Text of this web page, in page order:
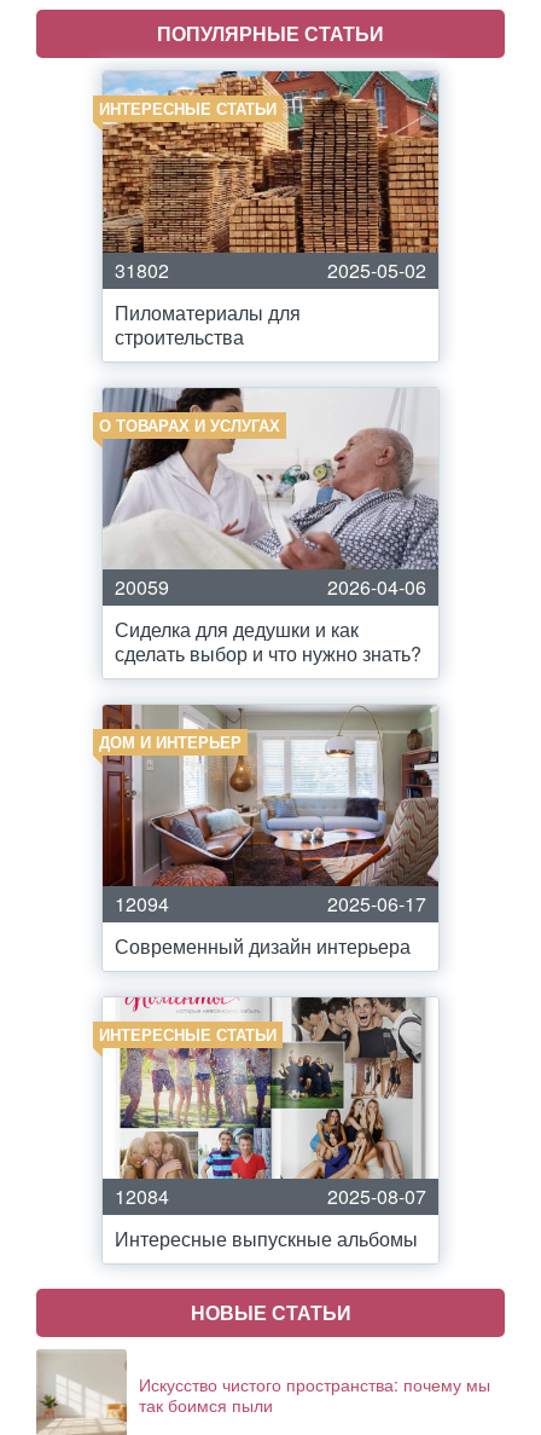
ПОПУЛЯРНЫЕ СТАТЬИ
ИНТЕРЕСНЫЕ СТАТЬИ
31802
2025-05-02
Пиломатериалы для
строительства
О ТОВАРАХ И УСЛУГАХ
20059
2026-04-06
Сиделка для дедушки и как
сделать выбор и что нужно знать?
ДОМ И ИНТЕРЬЕР
12094
2025-06-17
Современный дизайн интерьера
ИНТЕРЕСНЫЕ СТАТЬИ
12084
2025-08-07
Интересные выпускные альбомы
НОВЫЕ СТАТЬИ
Искусство чистого пространства: почему мы
так боимся пыли